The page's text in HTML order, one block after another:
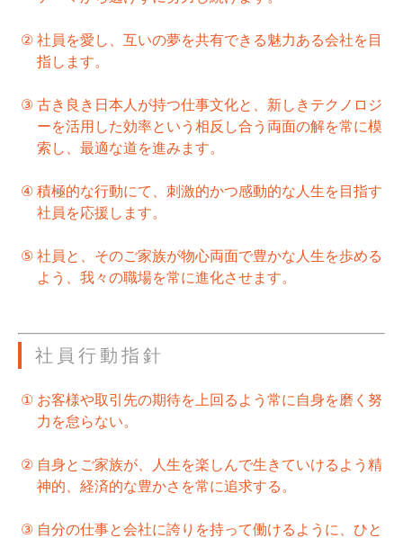
② 社員を愛し、互いの夢を共有できる魅力ある会社を目
指します。
③ 古き良き日本人が持つ仕事文化と、新しきテクノロジ
ーを活用した効率という相反し合う両面の解を常に模
索し、最適な道を進みます。
④ 積極的な行動にて、刺激的かつ感動的な人生を目指す
社員を応援します。
⑤ 社員と、そのご家族が物心両面で豊かな人生を歩める
よう、我々の職場を常に進化させます。
社員行動指針
① お客様や取引先の期待を上回るよう常に自身を磨く努
力を怠らない。
② 自身とご家族が、人生を楽しんで生きていけるよう精
神的、経済的な豊かさを常に追求する。
③ 自分の仕事と会社に誇りを持って働けるように、ひと